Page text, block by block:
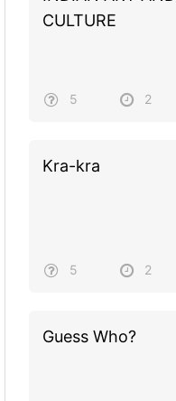
CULTURE
5 2
Kra-kra
5 2
Guess Who?